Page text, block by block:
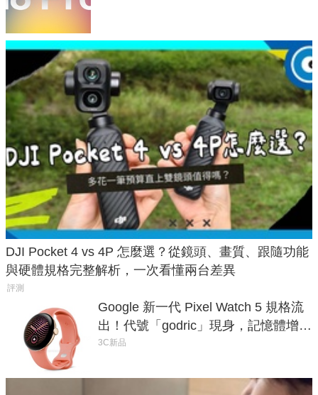
DJI Pocket 4 vs 4P 怎麼選？從鏡頭、畫質、跟隨功能
與硬體規格完整解析，一次看懂兩台差異
評測
Google 新一代 Pixel Watch 5 規格流
出！代號「godric」現身，記憶體增強
鎖定 AI 應用
3C新品